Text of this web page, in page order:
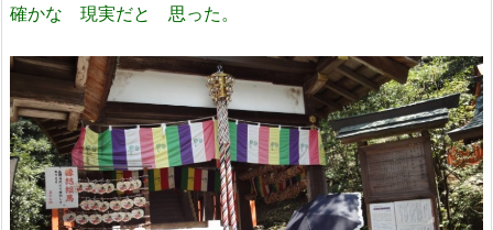
確かな 現実だと 思った。